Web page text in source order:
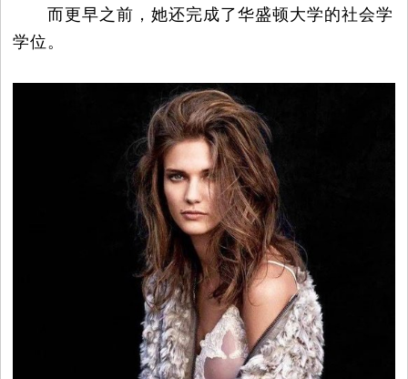
而更早之前，她还完成了华盛顿大学的社会学
学位。